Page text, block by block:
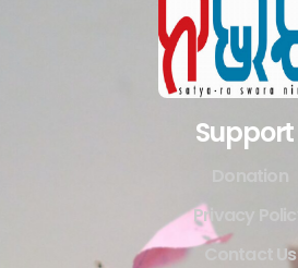
Support
Privacy Policy
Contact Us